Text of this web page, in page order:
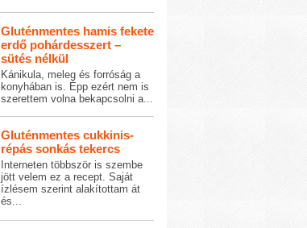
Gluténmentes hamis fekete
erdő pohárdesszert –
sütés nélkül
Kánikula, meleg és forróság a
konyhában is. Épp ezért nem is
szerettem volna bekapcsolni a...
Gluténmentes cukkinis-
répás sonkás tekercs
Interneten többször is szembe
jött velem ez a recept. Saját
ízlésem szerint alakítottam át
és...